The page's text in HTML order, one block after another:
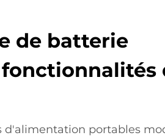
de batterie
portables